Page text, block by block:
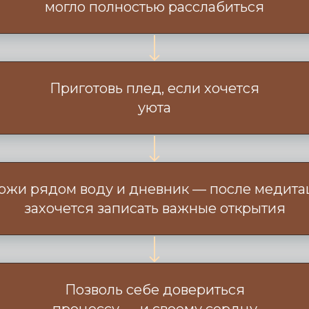
могло полностью расслабиться
Приготовь плед, если хочется
уюта
рядом воду и дневник — после
захочется записать важные открытия
Позволь себе довериться